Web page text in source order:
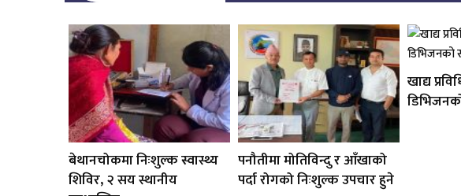
बेथानचोकमा निःशुल्क स्वास्थ्य
शिविर, २ सय स्थानीय
पनौतीमा मोतिविन्दु र आँखाको
पर्दा रोगको निःशुल्क उपचार हुने
खाद्य